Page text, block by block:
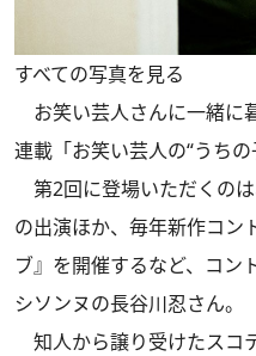
すべての写真を見る
お笑い芸人さんに一緒に
連載「お笑い芸人の“うちの
第2回に登場いただくの
の出演ほか、毎年新作コン
ブ』を開催するなど、コン
シソンヌの長谷川忍さん。
知人から譲り受けたスコ